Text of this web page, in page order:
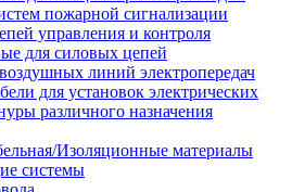
пожарной сигнализации
управления и контроля
для силовых цепей
линий электропередач
для установок электрических
различного назначения
Изоляционные материалы
системы